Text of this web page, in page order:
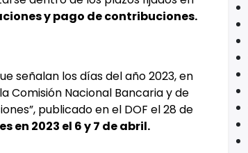
y pago de contribuciones.
señalan los días del año 2023, en
Comisión Nacional Bancaria y de
publicado en el DOF el 28 de
en 2023 el 6 y 7 de abril.